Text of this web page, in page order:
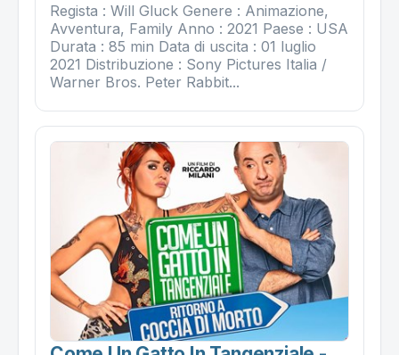
Regista : Will Gluck Genere : Animazione,
Avventura, Family Anno : 2021 Paese : USA
Durata : 85 min Data di uscita : 01 luglio
2021 Distribuzione : Sony Pictures Italia /
Warner Bros. Peter Rabbit...